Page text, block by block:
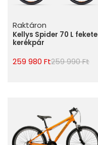
Raktáron
Kellys Spider 70 L fekete
kerékpár
259 980 Ft259 990 Ft